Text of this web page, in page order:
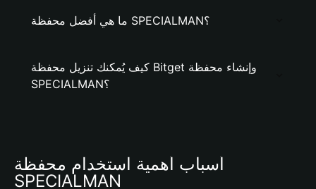
ما هي أفضل محفظة SPECIALMAN؟
كيف يُمكنك تنزيل محفظة Bitget وإنشاء محفظة
SPECIALMAN؟
أسباب أهمية استخدام محفظة
SPECIALMAN